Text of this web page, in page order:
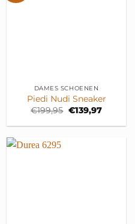
DAMES SCHOENEN
Piedi Nudi Sneaker
€199,95 Oorspronkelijke
was:
€139,97Huidige
is: